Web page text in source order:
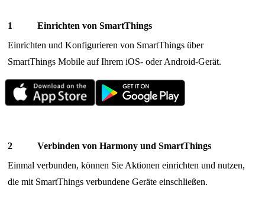
Einrichten von SmartThings
Einrichten und Konfigurieren von SmartThings über
SmartThings Mobile auf Ihrem iOS- oder Android-Gerät.
Verbinden von Harmony und SmartThings
Einmal verbunden, können Sie Aktionen einrichten und nutzen,
die mit SmartThings verbundene Geräte einschließen.